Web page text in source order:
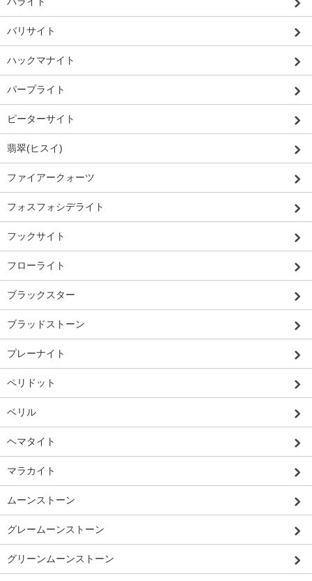
バリサイト
ハックマナイト
パープライト
ピーターサイト
翡翠(ヒスイ)
ファイアークォーツ
フォスフォシデライト
フックサイト
フローライト
ブラックスター
ブラッドストーン
プレーナイト
ペリドット
ベリル
ヘマタイト
マラカイト
ムーンストーン
グレームーンストーン
グリーンムーンストーン